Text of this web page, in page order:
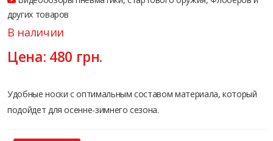
других товаров
В наличии
Цена: 480 грн.
Удобные носки с оптимальным составом материала, который
подойдет для осенне-зимнего сезона.